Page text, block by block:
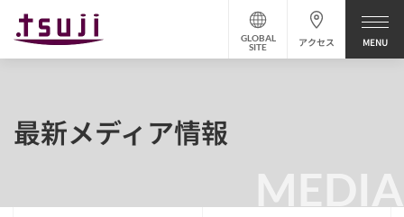
アクセス
GLOBAL
SITE
MEDIA
最新メディア情報